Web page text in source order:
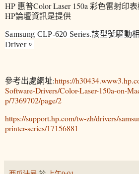
HP 惠普Color Laser 150a 彩色雷射印
HP論壇資訊是提供
Samsung CLP-620 Series.該型號驅動
Driver。
參考出處網址:https://
Software-Drivers/Color-Laser-150a-on-
p/7369702/page/2
https://support.hp.com/tw-zh/drivers/
printer-series/17156881